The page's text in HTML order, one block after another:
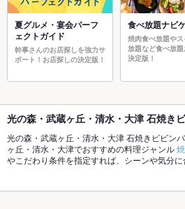
夏グルメ・宴会パーフ
ェクトガイド
幹事さんのお店探しを強力サ
ポート！お店探しの決定版！
食べ放題ナビ
焼肉食べ放題や
放題など食べ放
決定版！
光の森・武蔵ヶ丘・清水・大津 石焼き
光の森・武蔵ヶ丘・清水・大津 石焼きビビン
ヶ丘・清水・大津でおすすめの料理ジャンル
やこだわり条件を指定すれば、シーンや気分
健軍・月
してみてください。ホットペッパーグルメな